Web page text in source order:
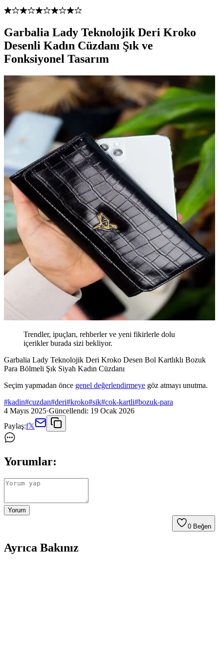
Garbalia Lady Teknolojik Deri Kroko
Desenli Kadın Cüzdanı Şık ve
Fonksiyonel Tasarım
Trendler, ipuçları, rehberler ve yeni fikirlerle dolu
içerikler burada sizi bekliyor.
Garbalia Lady Teknolojik Deri Kroko Desen Bol Kartlıklı Bozuk
Para Bölmeli Şık Siyah Kadın Cüzdanı
Seçim yapmadan önce genel değerlendirmeye göz atmayı unutma.
#kadin#cuzdan#deri#kroko#sik#cok-kartli#bozuk-para
4 Mayıs 2025·Güncellendi: 19 Ocak 2026
Paylaş:f𝕏
Yorumlar:
Yorum
0 Beğen
Ayrıca Bakınız